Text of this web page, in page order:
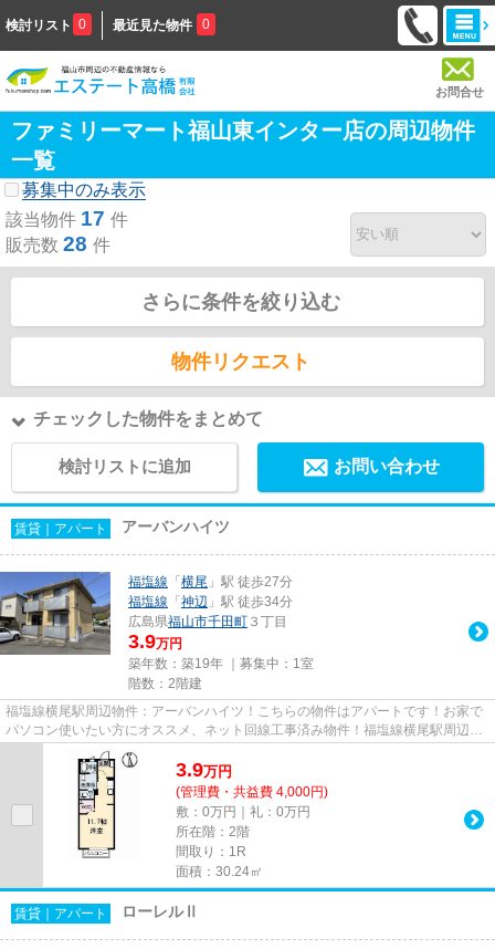
検討リスト 0 最近見た物件 0
お問合せ
ファミリーマート福山東インター店の周辺物件
一覧
募集中のみ表示
該当物件 17 件
販売数 28 件
さらに条件を絞り込む
物件リクエスト
チェックした物件をまとめて
検討リストに追加 お問い合わせ
賃貸｜アパート アーバンハイツ
福塩線 「 横尾 」駅 徒歩27分
福塩線 「 神辺 」駅 徒歩34分
広島県福山市千田町 ３丁目
3.9万円
築年数：築19年 ｜募集中： 1室
階数：2階建
福塩線横尾駅周辺物件：アーバンハイツ！こちらの物件はアパートです！お家で
パソコン使いたい方にオススメ、ネット回線工事済み物件！福塩線横尾駅周辺で
なら物件に関する情報が満載...
3.9万円
(管理費・共益費 4,000円)
敷：0万円｜礼：0万円
所在階：2階
間取り：1R
面積：30.24㎡
賃貸｜アパート ローレルⅡ